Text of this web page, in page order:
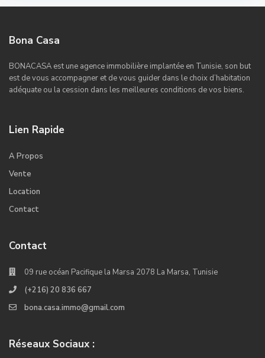
Bona Casa
BONACASA est une agence immobilière implantée en Tunisie, son but
est de vous accompagner et de vous guider dans le choix d’habitation
adéquate ou la cession dans les meilleures conditions de vos biens.
Lien Rapide
A Propos
Vente
Location
Contact
Contact
09 rue océan Pacifique la Marsa 2078 La Marsa, Tunisie
(+216) 20 836 667
bona.casa.immo@gmail.com
Réseaux Sociaux :